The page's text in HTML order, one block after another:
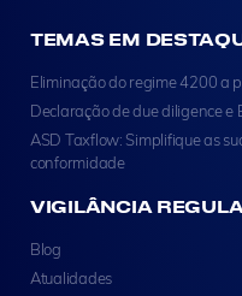
TEMAS EM
Eliminação do regime 4200 a
Declaração de due diligence e
ASD Taxflow: Simplifique as
conformidade
VIGILÂNCIA
Blog
Atualidades